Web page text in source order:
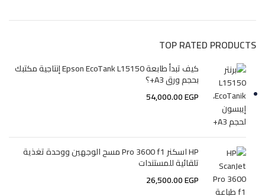
TOP RATED PRODUCTS
كيف تبدأ طابعة Epson EcoTank L15150 إنتاجية مكتبك
بحجم ورق A3+؟
54,000.00EGP
HP اسكنر Pro 3600 f1 مسح الوجهين ووحدة تغذية
تلقائية للمستندات
26,500.00EGP